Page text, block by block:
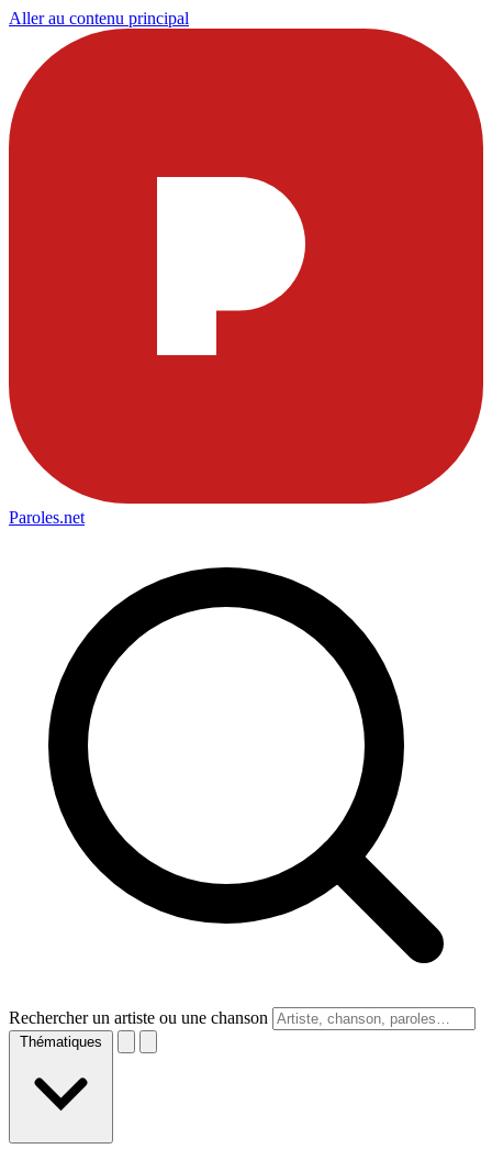
Aller au contenu principal
Paroles.net
Rechercher un artiste ou une chanson
Thématiques